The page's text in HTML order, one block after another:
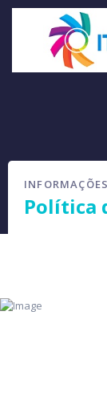
INFORMAÇÕES
Política